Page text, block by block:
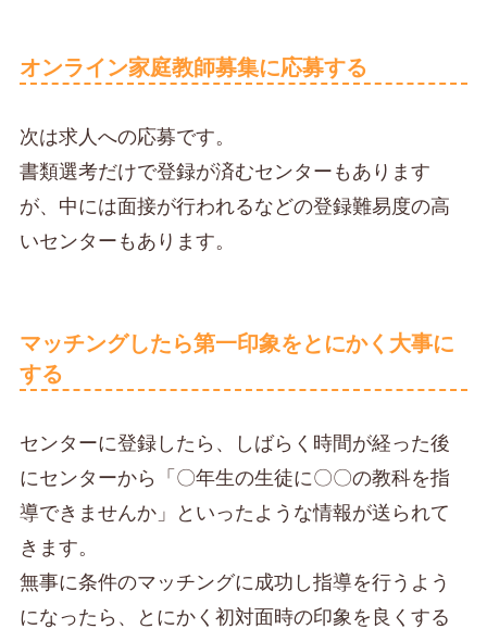
オンライン家庭教師募集に応募する
次は求人への応募です。
書類選考だけで登録が済むセンターもあります
が、中には面接が行われるなどの登録難易度の高
いセンターもあります。
マッチングしたら第一印象をとにかく大事に
する
センターに登録したら、しばらく時間が経った後
にセンターから「〇年生の生徒に〇〇の教科を指
導できませんか」といったような情報が送られて
きます。
無事に条件のマッチングに成功し指導を行うよう
になったら、とにかく初対面時の印象を良くする